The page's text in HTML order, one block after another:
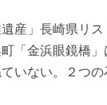
産」長崎県リス
「金浜眼鏡橋
いない。２つ